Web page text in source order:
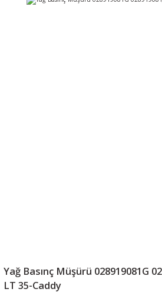
Yağ Basınç Müşürü 028919081G
LT 35-Caddy